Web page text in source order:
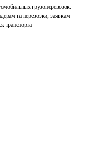
грузоперевозок.
на перевозки, заявкам
транспорта